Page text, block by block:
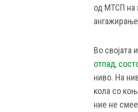
од МТСП на
Во својата
отпад,
ниво. На
кола со
ние не